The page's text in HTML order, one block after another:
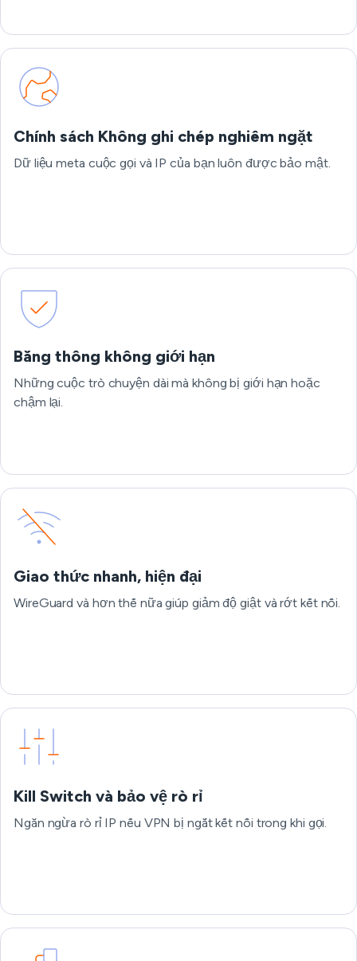
Chính sách Không ghi chép nghiêm ngặt
Dữ liệu meta cuộc gọi và IP của bạn luôn được bảo mật.
Băng thông không giới hạn
Những cuộc trò chuyện dài mà không bị giới hạn hoặc
chậm lại.
Giao thức nhanh, hiện đại
WireGuard và hơn thế nữa giúp giảm độ giật và rớt kết nối.
Kill Switch và bảo vệ rò rỉ
Ngăn ngừa rò rỉ IP nếu VPN bị ngắt kết nối trong khi gọi.